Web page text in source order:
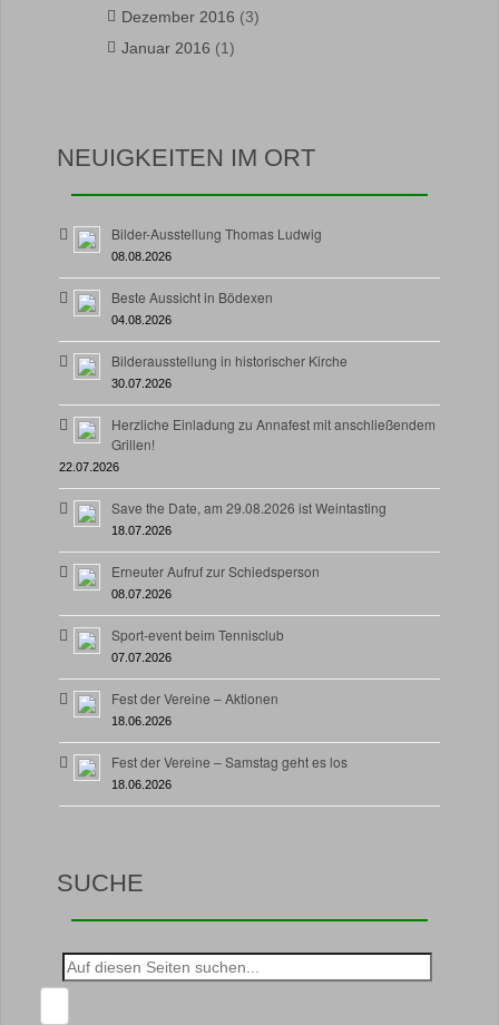
Dezember 2016 (3)
Januar 2016 (1)
NEUIGKEITEN IM ORT
Bilder-Ausstellung Thomas Ludwig
08.08.2026
Beste Aussicht in Bödexen
04.08.2026
Bilderausstellung in historischer Kirche
30.07.2026
Herzliche Einladung zu Annafest mit anschließendem
Grillen!
22.07.2026
Save the Date, am 29.08.2026 ist Weintasting
18.07.2026
Erneuter Aufruf zur Schiedsperson
08.07.2026
Sport-event beim Tennisclub
07.07.2026
Fest der Vereine – Aktionen
18.06.2026
Fest der Vereine – Samstag geht es los
18.06.2026
SUCHE
Suche
nach: